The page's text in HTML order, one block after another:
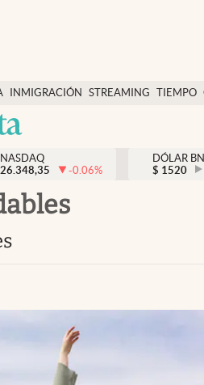
INMIGRACIÓN STREAMING TIEMPO
México
NASDAQ
26.348,35
-0.06%
DÓLAR
$ 1520